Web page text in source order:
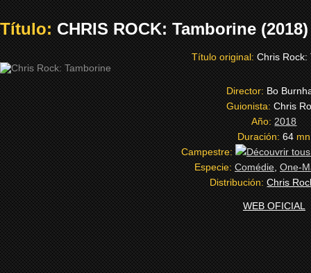
Título:CHRIS ROCK: Tamborine (2018)
Título original:Chris Rock:
Director:Bo
Guionista:Chris
Año:2018
Duración:64mn
Campestre:
Especie:Comédie,One-
Distribución:Chris
WEB OFICIAL